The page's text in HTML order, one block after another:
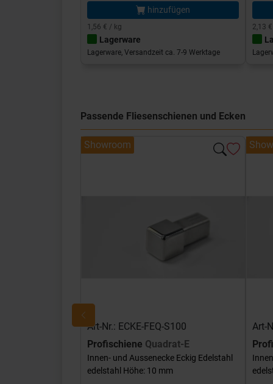
hinzufügen
1,56 € / kg
Lagerware
Lagerware, Versandzeit ca. 7-9 Werktage
2,13
Passende Fliesenschienen und Ecken
Showroom
Art-Nr.: ECKE-FEQ-S100
Profischiene Quadrat-E
Innen- und Aussenecke Eckig Edelstahl
edelstahl Höhe: 10 mm
Art-